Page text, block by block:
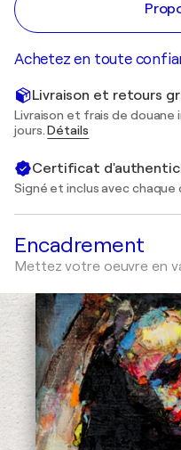
Achetez en toute
Livraison et retours
Livraison et frais de douane
jours.Détails
Certificat
Signé et inclus avec
Encadrement
Mettez votre oeuvre en